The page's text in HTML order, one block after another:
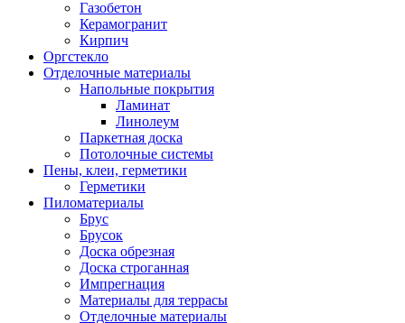
Газобетон
Керамогранит
Кирпич
Оргстекло
Отделочные материалы
Напольные покрытия
Ламинат
Линолеум
Паркетная доска
Потолочные системы
Пены, клеи, герметики
Герметики
Пиломатериалы
Брус
Брусок
Доска обрезная
Доска строганная
Импрегнация
Материалы для террасы
Отделочные материалы